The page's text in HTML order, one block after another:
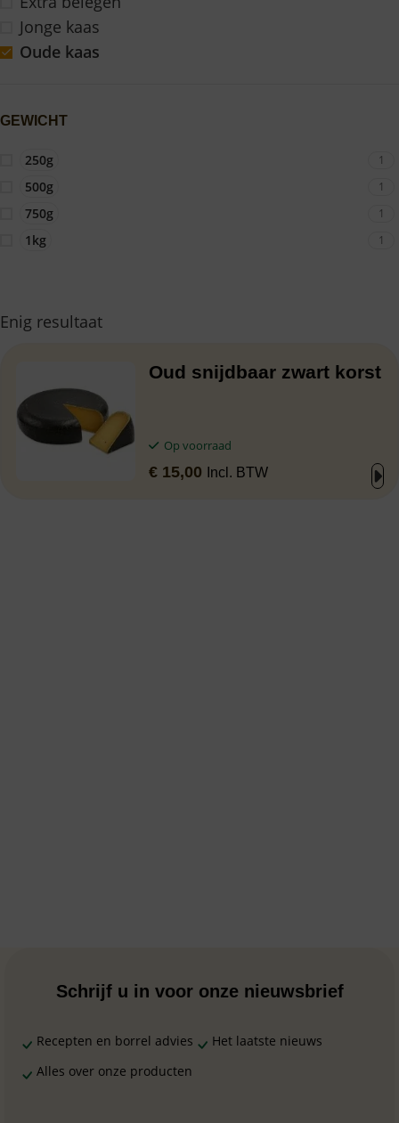
Jonge kaas
Oude kaas
GEWICHT
250g 1
500g 1
750g 1
1kg 1
Enig resultaat
Oud snijdbaar zwart korst
Op voorraad
€ 15,00 Incl. BTW
Schrijf u in voor onze nieuwsbrief
Recepten en borrel advies
Het laatste nieuws
Alles over onze producten